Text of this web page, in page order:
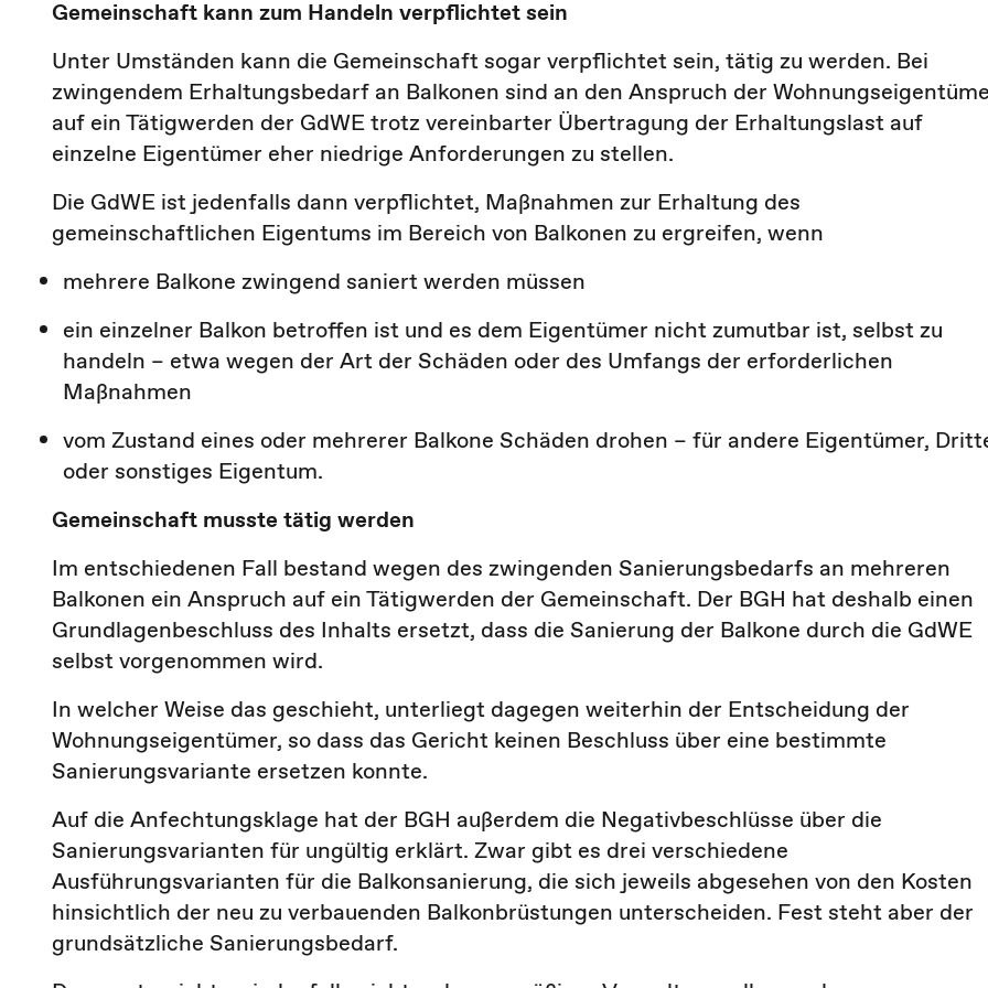
Gemeinschaft kann zum Handeln verpflichtet sein
Unter Umständen kann die Gemeinschaft sogar verpflichtet sein, tätig zu werden. Bei
zwingendem Erhaltungsbedarf an Balkonen sind an den Anspruch der
auf ein Tätigwerden der GdWE trotz vereinbarter Übertragung der Erhaltungslast auf
einzelne Eigentümer eher niedrige Anforderungen zu stellen.
Die GdWE ist jedenfalls dann verpflichtet, Maßnahmen zur Erhaltung des
gemeinschaftlichen Eigentums im Bereich von Balkonen zu ergreifen, wenn
mehrere Balkone zwingend saniert werden müssen
ein einzelner Balkon betroffen ist und es dem Eigentümer nicht zumutbar ist, selbst zu
handeln – etwa wegen der Art der Schäden oder des Umfangs der erforderlichen
Maßnahmen
vom Zustand eines oder mehrerer Balkone Schäden drohen – für andere Eigentümer,
oder sonstiges Eigentum.
Gemeinschaft musste tätig werden
Im entschiedenen Fall bestand wegen des zwingenden Sanierungsbedarfs an mehreren
Balkonen ein Anspruch auf ein Tätigwerden der Gemeinschaft. Der BGH hat deshalb einen
Grundlagenbeschluss des Inhalts ersetzt, dass die Sanierung der Balkone durch die GdWE
selbst vorgenommen wird.
In welcher Weise das geschieht, unterliegt dagegen weiterhin der Entscheidung der
Wohnungseigentümer, so dass das Gericht keinen Beschluss über eine bestimmte
Sanierungsvariante ersetzen konnte.
Auf die Anfechtungsklage hat der BGH außerdem die Negativbeschlüsse über die
Sanierungsvarianten für ungültig erklärt. Zwar gibt es drei verschiedene
Ausführungsvarianten für die Balkonsanierung, die sich jeweils abgesehen von den Kosten
hinsichtlich der neu zu verbauenden Balkonbrüstungen unterscheiden. Fest steht aber der
grundsätzliche Sanierungsbedarf.